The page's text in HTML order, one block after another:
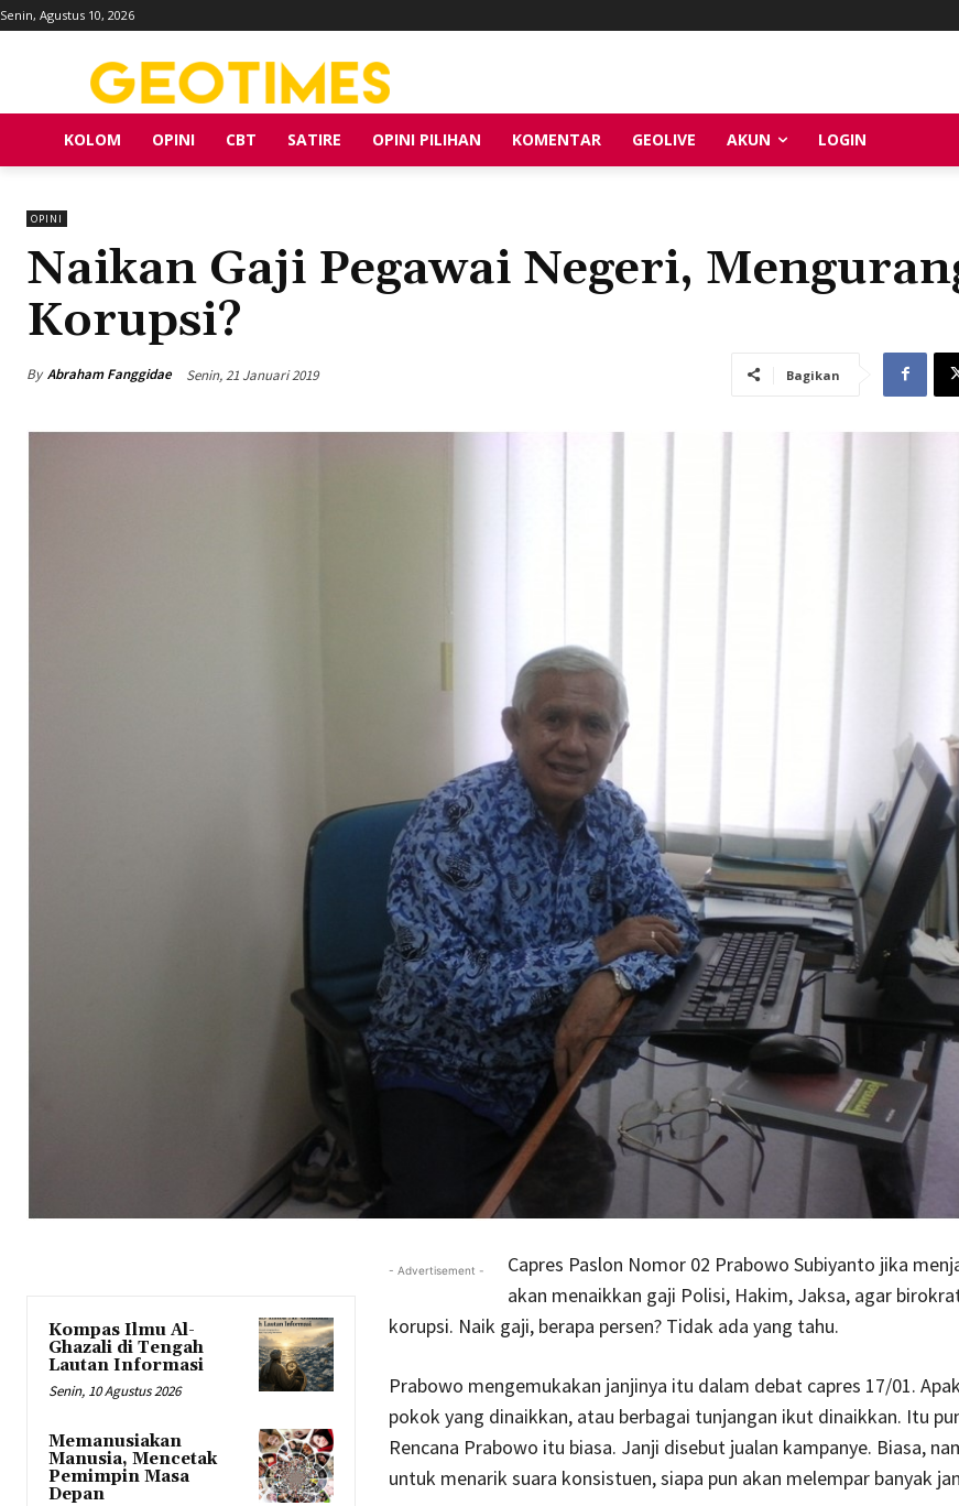
Senin, Agustus 10, 2026
KOLOM OPINI CBT SATIRE OPINI PILIHAN KOMENTAR GEOLIVE AKUN LOGIN
OPINI
Naikan Gaji Pegawai Negeri,
Korupsi?
By Abraham Fanggidae Senin, 21 Januari 2019 Bagikan
Kompas Ilmu Al-
Ghazali di Tengah
Lautan Informasi
Senin, 10 Agustus 2026
Memanusiakan
Manusia, Mencetak
Pemimpin Masa
Depan
- Advertisement -
Capres Paslon Nomor 02 Prabowo Subiyanto jika
akan menaikkan gaji Polisi, Hakim, Jaksa, agar
korupsi. Naik gaji, berapa persen? Tidak ada yang tahu.
Prabowo mengemukakan janjinya itu dalam debat capres 17/01.
pokok yang dinaikkan, atau berbagai tunjangan ikut dinaikkan. Itu
Rencana Prabowo itu biasa. Janji disebut jualan kampanye. Biasa,
untuk menarik suara konsistuen, siapa pun akan melempar banyak